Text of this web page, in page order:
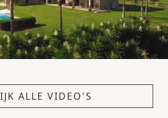
ALLE VIDEO'S